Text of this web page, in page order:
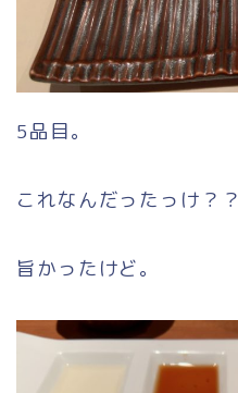
5品目。
これなんだったっけ？？
旨かったけど。